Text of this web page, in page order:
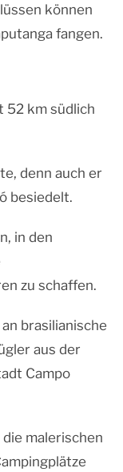
können
fangen.
52 km südlich
denn auch er
besiedelt.
in den
zu schaffen.
brasilianische
aus der
Campo
malerischen